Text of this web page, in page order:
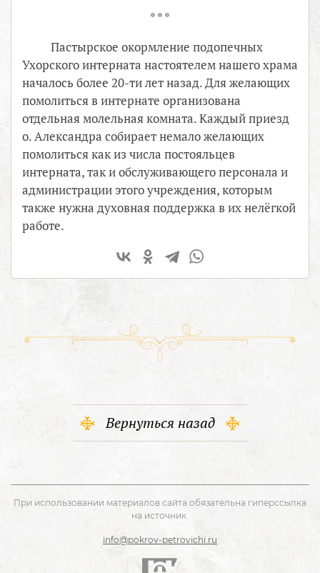
* * *
Пастырское окормление подопечных
Ухорского интерната настоятелем нашего храма
началось более 20-ти лет назад. Для желающих
помолиться в интернате организована
отдельная молельная комната. Каждый приезд
о. Александра собирает немало желающих
помолиться как из числа постояльцев
интерната, так и обслуживающего персонала и
администрации этого учреждения, которым
также нужна духовная поддержка в их нелёгкой
работе.
Вернуться назад
При использовании материалов сайта обязательна гиперссылка
на источник.
info@pokrov-petrovichi.ru